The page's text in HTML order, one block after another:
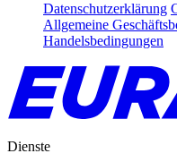
Datenschutzerklärung
Allgemeine
Handelsbedingungen
Dienste